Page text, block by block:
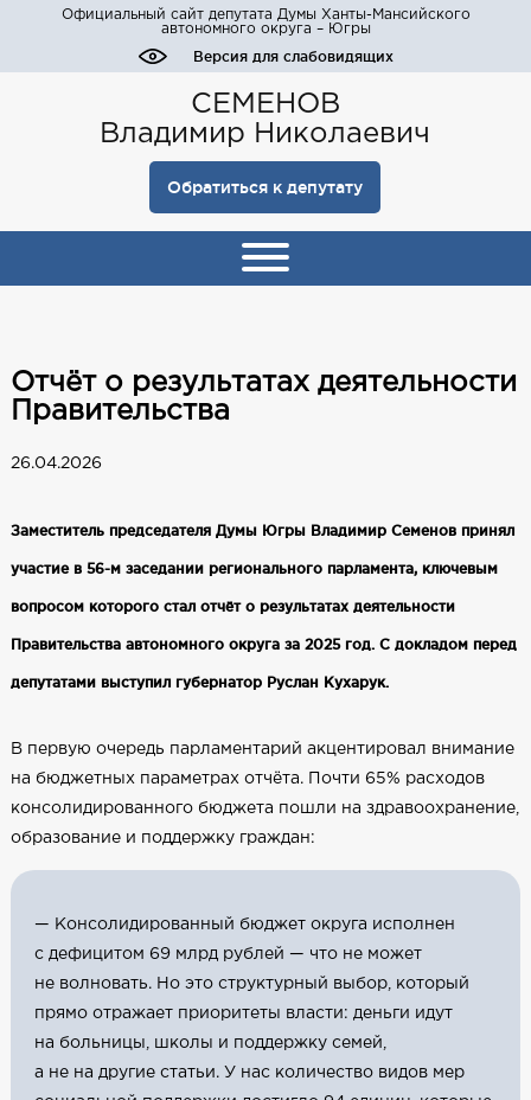
Официальный сайт депутата Думы Ханты-Мансийского
автономного округа – Югры
Версия для слабовидящих
СЕМЕНОВ
Владимир Николаевич
Обратиться к депутату
Отчёт о результатах деятельности
Правительства
26.04.2026
Заместитель председателя Думы Югры Владимир Семенов принял
участие в 56-м заседании регионального парламента, ключевым
вопросом которого стал отчёт о результатах деятельности
Правительства автономного округа за 2025 год. С докладом перед
депутатами выступил губернатор Руслан Кухарук.
В первую очередь парламентарий акцентировал внимание
на бюджетных параметрах отчёта. Почти 65% расходов
консолидированного бюджета пошли на здравоохранение,
образование и поддержку граждан:
— Консолидированный бюджет округа исполнен
с дефицитом 69 млрд рублей — что не может
не волновать. Но это структурный выбор, который
прямо отражает приоритеты власти: деньги идут
на больницы, школы и поддержку семей,
а не на другие статьи. У нас количество видов мер